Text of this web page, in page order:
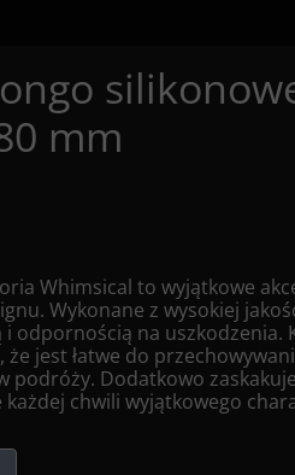
Whimsical to wyjątkowe
Wykonane z wysokiej
i odpornością na
że jest łatwe do
podróży. Dodatkowo
chwili wyjątkowego
mm